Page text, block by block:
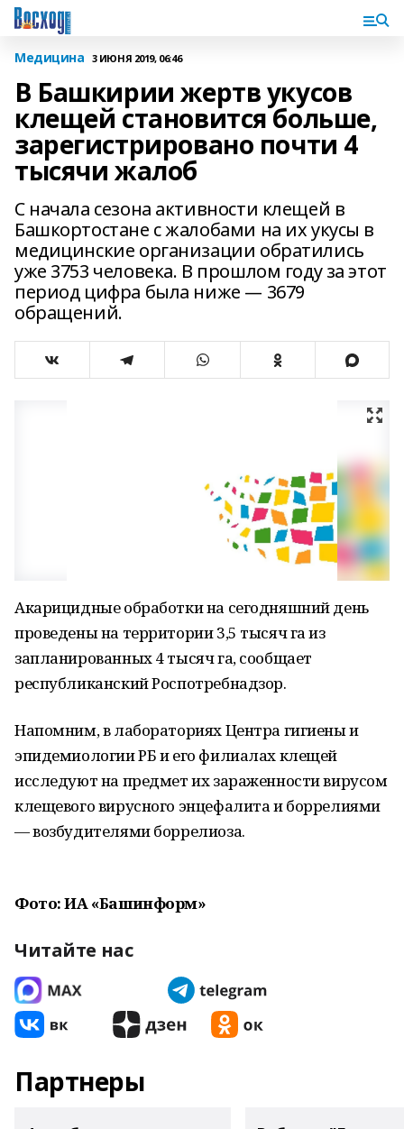
Медицина 3 ИЮНЯ 2019, 06:46
В Башкирии жертв укусов
клещей становится больше,
зарегистрировано почти 4
тысячи жалоб
С начала сезона активности клещей в
Башкортостане с жалобами на их укусы в
медицинские организации обратились
уже 3753 человека. В прошлом году за этот
период цифра была ниже — 3679
обращений.
Акарицидные обработки на сегодняшний день
проведены на территории 3,5 тысяч га из
запланированных 4 тысяч га, сообщает
республиканский Роспотребнадзор.
Напомним, в лабораториях Центра гигиены и
эпидемиологии РБ и его филиалах клещей
исследуют на предмет их зараженности вирусом
клещевого вирусного энцефалита и боррелиями
— возбудителями боррелиоза.
Фото: ИА «Башинформ»
Читайте нас
Партнеры